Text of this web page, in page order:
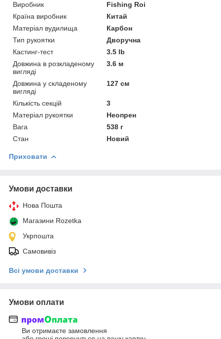
Виробник
Fishing Roi
Країна виробник
Китай
Матеріал вудилища
Карбон
Тип рукоятки
Дворучна
Кастинг-тест
3.5 lb
Довжина в розкладеному
вигляді
3.6 м
Довжина у складеному
вигляді
127 см
Кількість секцій
3
Матеріал рукоятки
Неопрен
Вага
538 г
Стан
Новий
Приховати
Умови доставки
Нова Пошта
Магазини Rozetka
Укрпошта
Самовивіз
Всі умови доставки
Умови оплати
Ви отримаєте замовлення